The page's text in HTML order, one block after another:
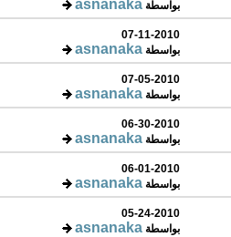
بواسطة asnanaka
07-11-2010
بواسطة asnanaka
07-05-2010
بواسطة asnanaka
06-30-2010
بواسطة asnanaka
06-01-2010
بواسطة asnanaka
05-24-2010
بواسطة asnanaka